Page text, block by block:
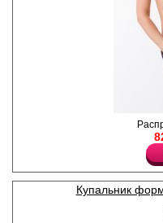
тонкими
чашками
на
Трусы-
линией
46, 2XL-
Купальник